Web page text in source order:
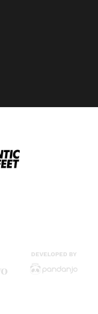
DEVELOPED BY